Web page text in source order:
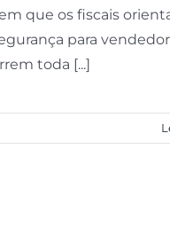
que os fiscais
para
toda [...]